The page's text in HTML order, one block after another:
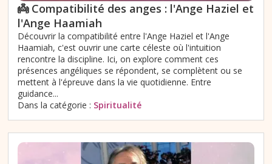
👼 Compatibilité des anges : l'Ange Haziel et
l'Ange Haamiah
Découvrir la compatibilité entre l'Ange Haziel et l'Ange
Haamiah, c'est ouvrir une carte céleste où l'intuition
rencontre la discipline. Ici, on explore comment ces
présences angéliques se répondent, se complètent ou se
mettent à l'épreuve dans la vie quotidienne. Entre
guidance...
Dans la catégorie : Spiritualité